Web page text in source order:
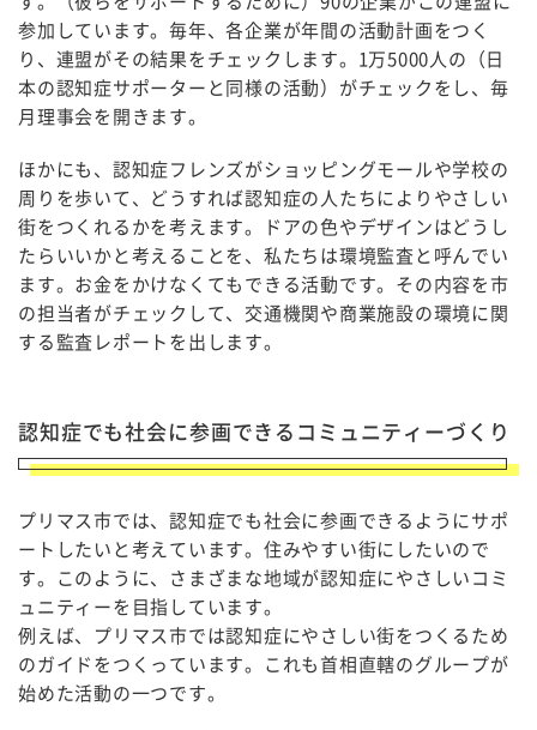
参加しています。毎年、各企業が年間の活動計画をつく
り、連盟がその結果をチェックします。1万5000人の（日
本の認知症サポーターと同様の活動）がチェックをし、毎
月理事会を開きます。
ほかにも、認知症フレンズがショッピングモールや学校の
周りを歩いて、どうすれば認知症の人たちによりやさしい
街をつくれるかを考えます。ドアの色やデザインはどうし
たらいいかと考えることを、私たちは環境監査と呼んでい
ます。お金をかけなくてもできる活動です。その内容を市
の担当者がチェックして、交通機関や商業施設の環境に関
する監査レポートを出します。
認知症でも社会に参画できるコミュニティーづくり
プリマス市では、認知症でも社会に参画できるようにサポ
ートしたいと考えています。住みやすい街にしたいので
す。このように、さまざまな地域が認知症にやさしいコミ
ュニティーを目指しています。
例えば、プリマス市では認知症にやさしい街をつくるため
のガイドをつくっています。これも首相直轄のグループが
始めた活動の一つです。